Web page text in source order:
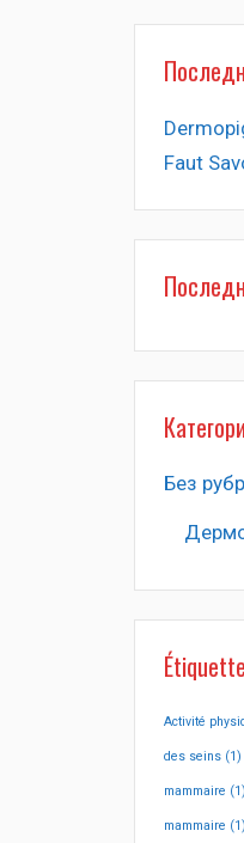
Faut
Без
Activité
des seins(1)
mammaire (1)
mammaire (1)